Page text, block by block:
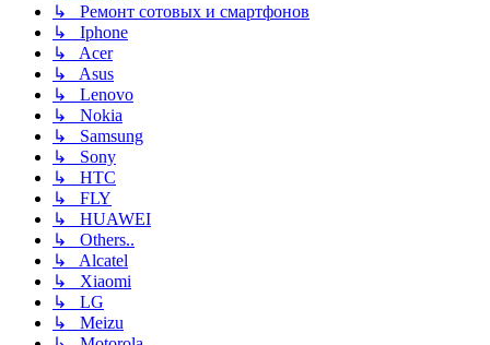
↳ Ремонт сотовых и смартфонов
↳ Iphone
↳ Acer
↳ Asus
↳ Lenovo
↳ Nokia
↳ Samsung
↳ Sony
↳ HTC
↳ FLY
↳ HUAWEI
↳ Others..
↳ Alcatel
↳ Xiaomi
↳ LG
↳ Meizu